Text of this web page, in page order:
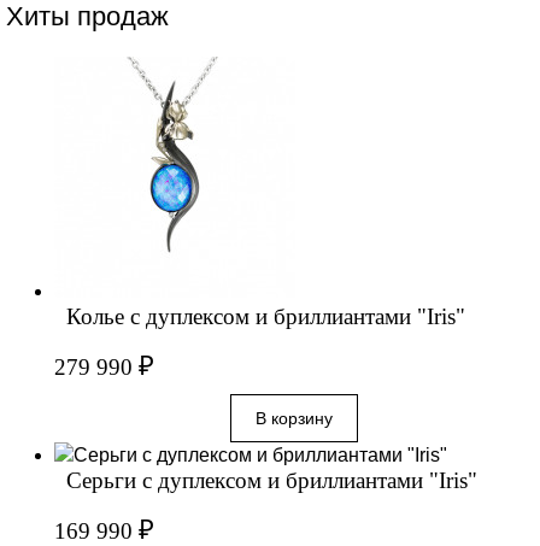
Хиты продаж
Колье с дуплексом и бриллиантами "Iris"
279 990 ₽
Серьги с дуплексом и бриллиантами "Iris"
169 990 ₽